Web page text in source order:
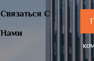
Связаться С
Нами